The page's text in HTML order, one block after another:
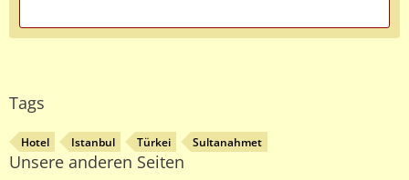
Tags
Hotel Istanbul Türkei Sultanahmet
Unsere anderen Seiten